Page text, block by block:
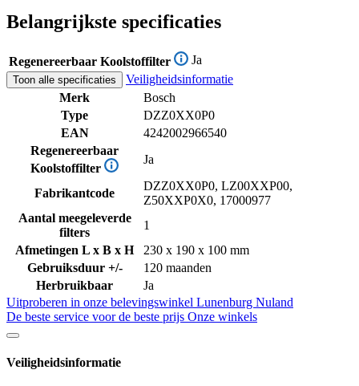
Belangrijkste specificaties
Regenereerbaar Koolstoffilter Ja
Toon alle specificaties
Veiligheidsinformatie
Merk
Bosch
Type
DZZ0XX0P0
EAN
4242002966540
Regenereerbaar
Koolstoffilter
Ja
Fabrikantcode
DZZ0XX0P0, LZ00XXP00,
Z50XXP0X0, 17000977
Aantal meegeleverde
filters
1
Afmetingen L x B x H
230 x 190 x 100 mm
Gebruiksduur +/-
120 maanden
Herbruikbaar
Ja
Uitproberen in onze belevingswinkel Lunenburg Nuland
De beste service voor de beste prijs Onze winkels
Veiligheidsinformatie